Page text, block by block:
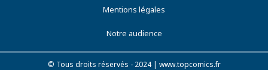
Mentions légales
Notre audience
© Tous droits réservés - 2024 | www.topcomics.fr